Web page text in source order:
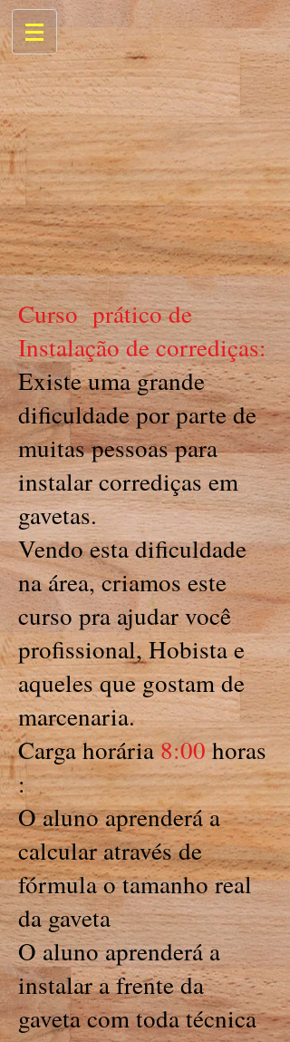
Curso prático de
Instalação de corrediças:
Existe uma grande
dificuldade por parte de
muitas pessoas para
instalar corrediças em
gavetas.
Vendo esta dificuldade
na área, criamos este
curso pra ajudar você
profissional, Hobista e
aqueles que gostam de
marcenaria.
Carga horária8:00horas
:
O aluno aprenderá a
calcular através de
fórmula o tamanho real
da gaveta
O aluno aprenderá a
instalar a frente da
gaveta com toda técnica